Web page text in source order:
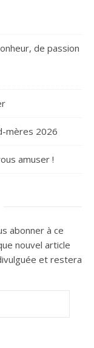
de passion
mères 2026
amuser !
abonner à ce
nouvel article
et restera